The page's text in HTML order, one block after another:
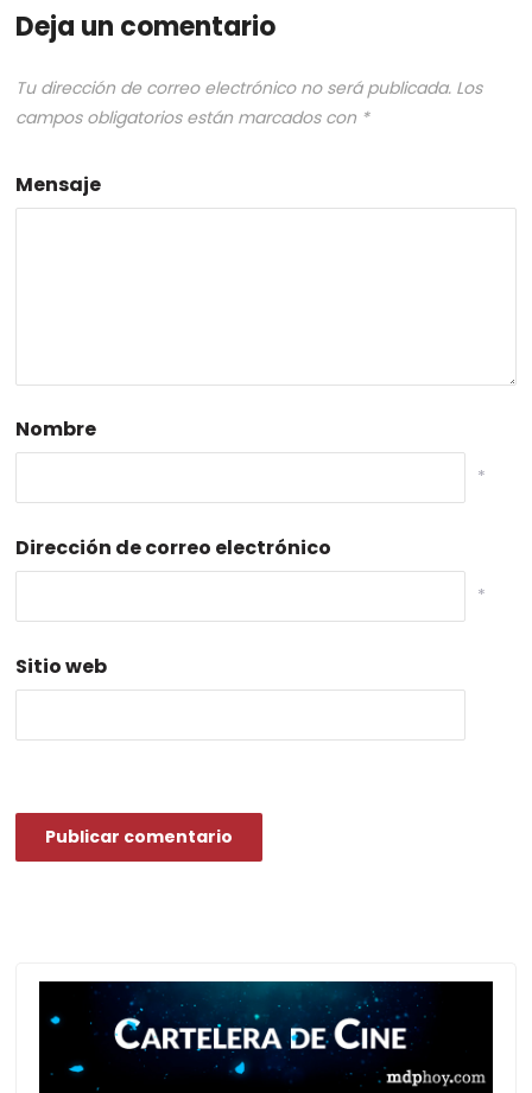
Deja un comentario
Tu dirección de correo electrónico no será publicada. Los
campos obligatorios están marcados con *
Mensaje
Nombre
*
Dirección de correo electrónico
*
Sitio web